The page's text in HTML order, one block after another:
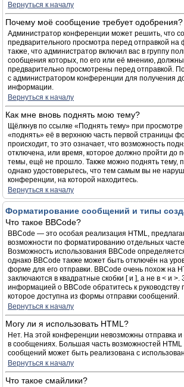
Вернуться к началу
Почему моё сообщение требует одобрения?
Администратор конференции может решить, что
предварительного просмотра перед отправкой
также, что администратор включил вас в группу
сообщения которых, по его или её мнению,
предварительно просмотрены перед отправкой.
с администратором конференции для получения
информации.
Вернуться к началу
Как мне вновь поднять мою тему?
Щёлкнув по ссылке «Поднять тему» при
«поднять» её в верхнюю часть первой страницы
происходит, то это означает, что возможность
отключена, или время, которое должно пройти до
темы, ещё не прошло. Также можно поднять тему,
однако удостоверьтесь, что тем самым вы не
конференции, на которой находитесь.
Вернуться к началу
Форматирование сообщений и типы
Что такое BBCode?
BBCode — это особая реализация HTML,
возможности по форматированию отдельных
Возможность использования BBCode
однако BBCode также может быть отключён на
форме для его отправки. BBCode очень похож на
заключаются в квадратные скобки [ и ], а не в < и
информацией о BBCode обратитесь к руководству
которое доступна из формы отправки сообщений.
Вернуться к началу
Могу ли я использовать HTML?
Нет. На этой конференции невозможны отправка и
в сообщениях. Большая часть возможностей
сообщений может быть реализована с
Вернуться к началу
Что такое смайлики?